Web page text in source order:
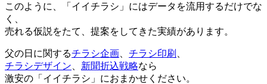
このように、「イイチラシ」にはデータを流用するだけでな
く、
売れる仮説をたて、提案をしてきた実績があります。
父の日に関するチラシ企画 チラシ印刷
チラシデザイン
新聞折込戦略なら
激安の「イイチラシ」におまかせください。